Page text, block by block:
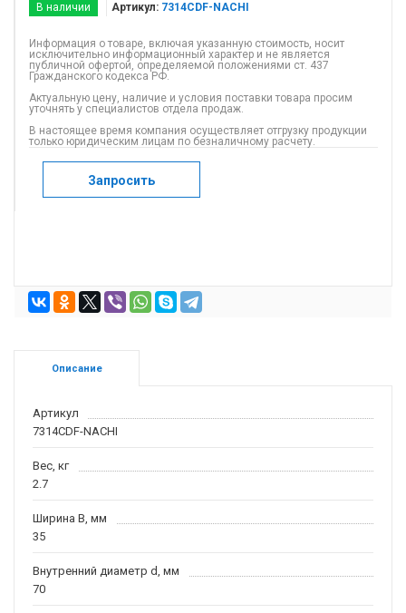
В наличии Артикул: 7314CDF-NACHI
Информация о товаре, включая указанную стоимость, носит
исключительно информационный характер и не является
публичной офертой, определяемой положениями ст. 437
Гражданского кодекса РФ.
Актуальную цену, наличие и условия поставки товара просим
уточнять у специалистов отдела продаж.
В настоящее время компания осуществляет отгрузку продукции
только юридическим лицам по безналичному расчету.
Запросить
Описание
Артикул
7314CDF-NACHI
Вес, кг
2.7
Ширина B, мм
35
Внутренний диаметр d, мм
70